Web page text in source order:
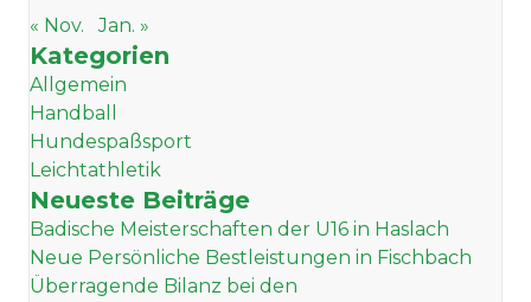
« Nov. Jan. »
Kategorien
Allgemein
Handball
Hundespaßsport
Leichtathletik
Neueste Beiträge
Badische Meisterschaften der U16 in Haslach
Neue Persönliche Bestleistungen in Fischbach
Überragende Bilanz bei den